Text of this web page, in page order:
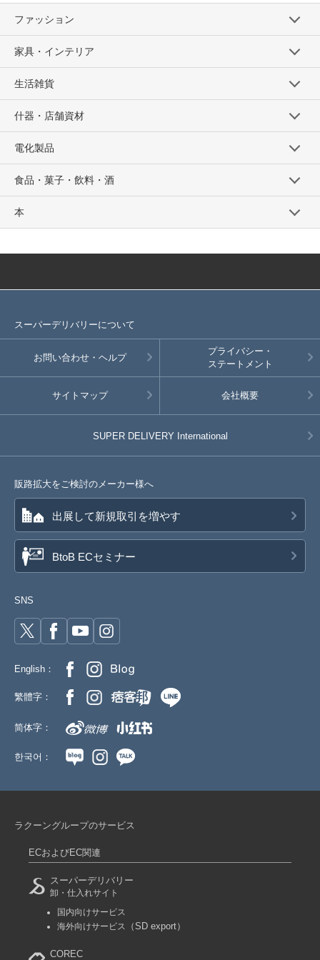
ファッション
家具・インテリア
生活雑貨
什器・店舗資材
電化製品
食品・菓子・飲料・酒
本
スーパーデリバリーについて
お問い合わせ・ヘルプ
プライバシー・
ステートメント
サイトマップ 会社概要
SUPER DELIVERY International
販路拡大をご検討のメーカー様へ
出展して新規取引を増やす
BtoB ECセミナー
SNS
English：
繁體字：
简体字：
한국어：
ラクーングループのサービス
ECおよびEC関連
スーパーデリバリー
卸・仕入れサイト
国内向けサービス
海外向けサービス
（SD export）
COREC